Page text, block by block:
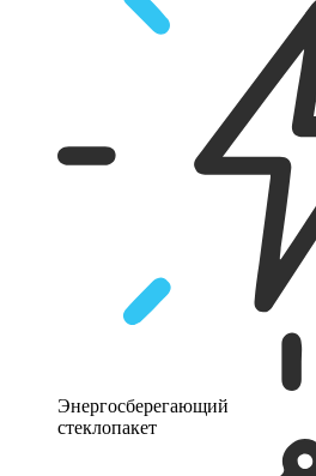
Энергосберегающий
стеклопакет